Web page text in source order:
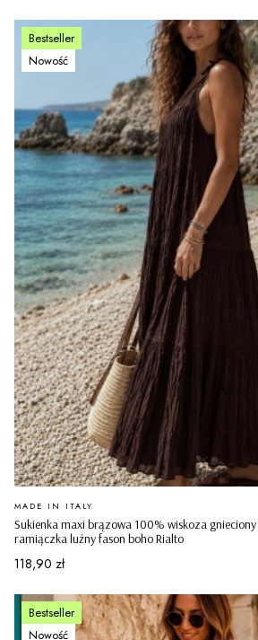
Bestseller
Nowość
Sukienka maxi brązowa 100% wiskoza
ramiączka luźny fason boho Rialto
PRODUCENT
MADE IN ITALY
Cena
118,90 zł
Bestseller
Nowość